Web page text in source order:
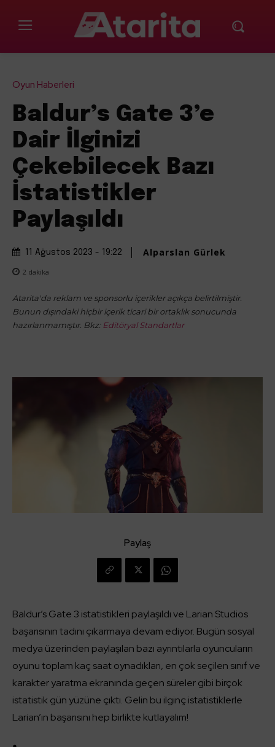
Oyun Haberleri
Baldur’s Gate 3’e
Dair İlginizi
Çekebilecek Bazı
İstatistikler
Paylaşıldı
11 Ağustos 2023 - 19:22 Alparslan Gürlek
2 dakika
Atarita'da reklam ve sponsorlu içerikler açıkça belirtilmiştir.
Bunun dışındaki hiçbir içerik ticari bir ortaklık sonucunda
hazırlanmamıştır. Bkz: Editöryal Standartlar
Paylaş
Baldur’s Gate 3 istatistikleri paylaşıldı ve Larian Studios
başarısının tadını çıkarmaya devam ediyor. Bugün sosyal
medya üzerinden paylaşılan bazı ayrıntılarla oyuncuların
oyunu toplam kaç saat oynadıkları, en çok seçilen sınıf ve
karakter yaratma ekranında geçen süreler gibi birçok
istatistik gün yüzüne çıktı. Gelin bu ilginç istatistiklerle
Larian’ın başarısını hep birlikte kutlayalım!